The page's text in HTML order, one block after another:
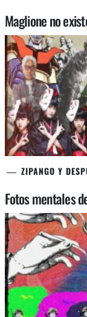
Maglione no
ZIPANGO Y
Fotos mentales